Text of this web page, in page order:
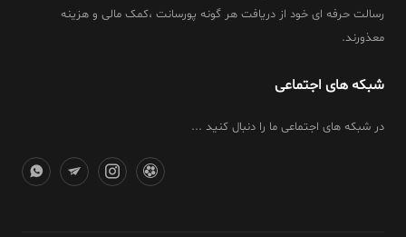
رسالت حرفه ای خود از دریافت هر گونه پورسانت ،کمک مالی و هزینه
معذورند.
شبکه های اجتماعی
در شبکه های اجتماعی ما را دنبال کنید ...